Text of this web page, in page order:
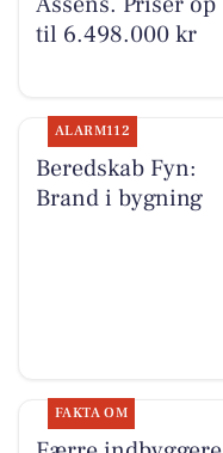
til 6.498.000 kr
ALARM112
Beredskab Fyn:
Brand i bygning
FAKTA OM